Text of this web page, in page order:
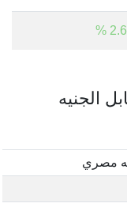
2.67
الجنيه